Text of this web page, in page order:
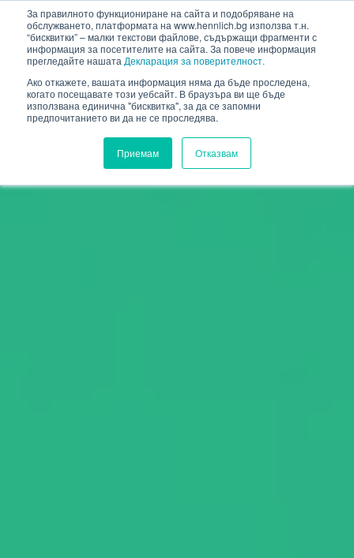
За правилното функциониране на сайта и подобряване на
обслужването, платформата на www.hennlich.bg използва т.н.
“бисквитки” – малки текстови файлове, съдържащи фрагменти с
информация за посетителите на сайта. За повече информация
прегледайте нашата Декларация за поверителност.
Ако откажете, вашата информация няма да бъде проследена,
когато посещавате този уебсайт. В браузъра ви ще бъде
използвана единична "бисквитка", за да се запомни
предпочитанието ви да не се проследява.
Приемам Отказвам
HENNLICH